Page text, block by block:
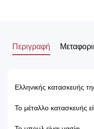
Περιγραφή
Ελληνικής κατασκευής
Το μέταλλο κατασκευής